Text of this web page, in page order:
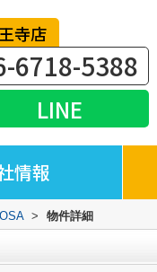
寺店
6718-5388
LINE
情報
> 物件詳細